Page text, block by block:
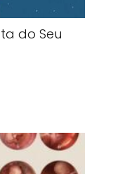
do Seu